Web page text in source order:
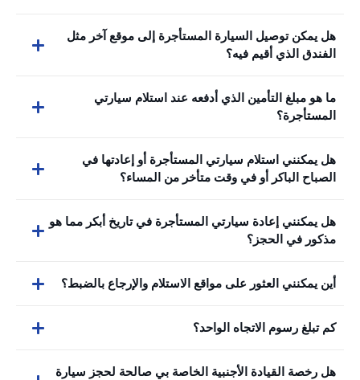
هل يمكن توصيل السيارة المستأجرة إلى موقع آخر مثل
الفندق الذي أقيم فيه؟
ما هو مبلغ التأمين الذي أدفعه عند استلام سيارتي
المستأجرة؟
هل يمكنني استلام سيارتي المستأجرة أو إعادتها في
الصباح الباكر أو في وقت متأخر من المساء؟
هل يمكنني إعادة سيارتي المستأجرة في تاريخ أبكر مما هو
مذكور في الحجز؟
أين يمكنني العثور على مواقع الاستلام والإرجاع بالضبط؟
كم تبلغ رسوم الاتجاه الواحد؟
هل رخصة القيادة الأجنبية الخاصة بي صالحة لحجز سيارة